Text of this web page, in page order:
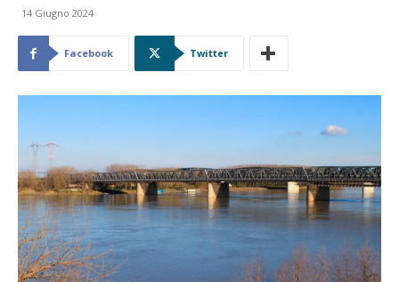
14 Giugno 2024
Facebook Twitter